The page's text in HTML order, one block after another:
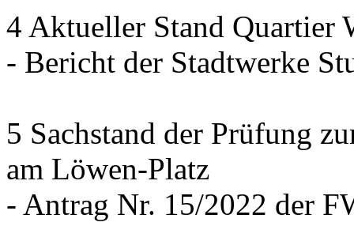
4 Aktueller Stand Quartier
- Bericht der Stadtwerke
5 Sachstand der Prüfung
am Löwen-Platz
- Antrag Nr. 15/2022 der